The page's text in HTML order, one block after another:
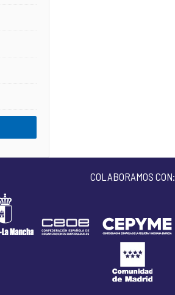
COLABORAMOS CON: